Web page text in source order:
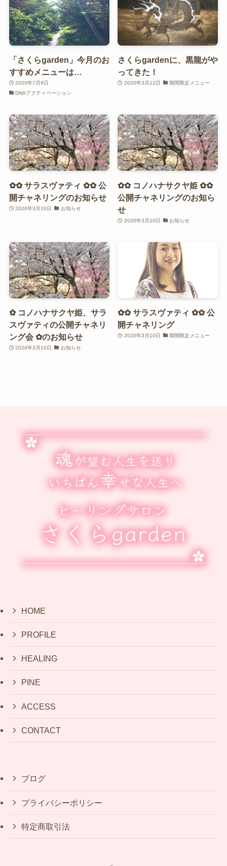
「さくらgarden」今月のお
すすめメニューは…
2020年7月9日
DNAアクティベーション
さくらgardenに、黒龍がや
ってきた！
2020年3月12日 期間限定メニュー
✿✿ サラスヴァティ ✿✿ 公
開チャネリングのお知らせ
2020年3月10日 お知らせ
✿✿ コノハナサクヤ姫 ✿✿
公開チャネリングのお知ら
せ
2020年3月10日 お知らせ
✿ コノハナサクヤ姫、サラ
スヴァティの公開チャネリ
ング会 ✿のお知らせ
2020年3月10日 お知らせ
✿✿ サラスヴァティ ✿✿ 公
開チャネリング
2020年3月10日 期間限定メニュー
HOME
PROFILE
HEALING
PINE
ACCESS
CONTACT
ブログ
プライバシーポリシー
特定商取引法